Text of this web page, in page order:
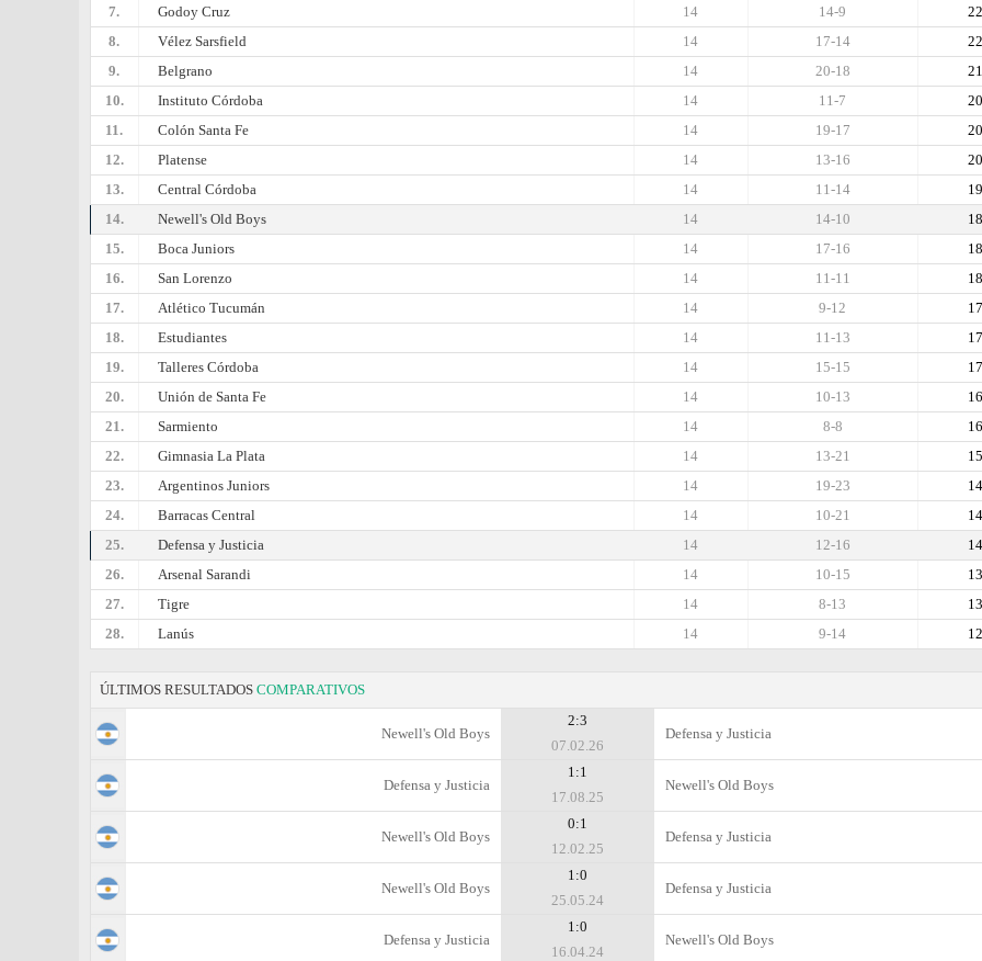
7.
Godoy Cruz 22
14-9
14
8.
Vélez Sarsfield 22
17-14
14
9.
Belgrano 21
20-18
14
10.
Instituto Córdoba 20
11-7
14
11.
Colón Santa Fe 20
19-17
14
12.
Platense 20
13-16
14
13.
Central Córdoba 19
11-14
14
14.
Newell's Old Boys 18
14-10
14
15.
Boca Juniors 18
17-16
14
16.
San Lorenzo 18
11-11
14
17.
Atlético Tucumán 17
9-12
14
18.
Estudiantes 17
11-13
14
19.
Talleres Córdoba 17
15-15
14
20.
Unión de Santa Fe 16
10-13
14
21.
Sarmiento 16
8-8
14
22.
Gimnasia La Plata 15
13-21
14
23.
Argentinos Juniors 14
19-23
14
24.
Barracas Central 14
10-21
14
25.
Defensa y Justicia 14
12-16
14
26.
Arsenal Sarandi 13
10-15
14
27.
Tigre 13
8-13
14
28.
Lanús 12
9-14
14
ÚLTIMOS RESULTADOS COMPARATIVOS
Newell's Old Boys
2:3
07.02.26
Defensa y Justicia
Defensa y Justicia
1:1
17.08.25
Newell's Old Boys
Newell's Old Boys
0:1
12.02.25
Defensa y Justicia
Newell's Old Boys
1:0
25.05.24
Defensa y Justicia
Defensa y Justicia
1:0
16.04.24
Newell's Old Boys